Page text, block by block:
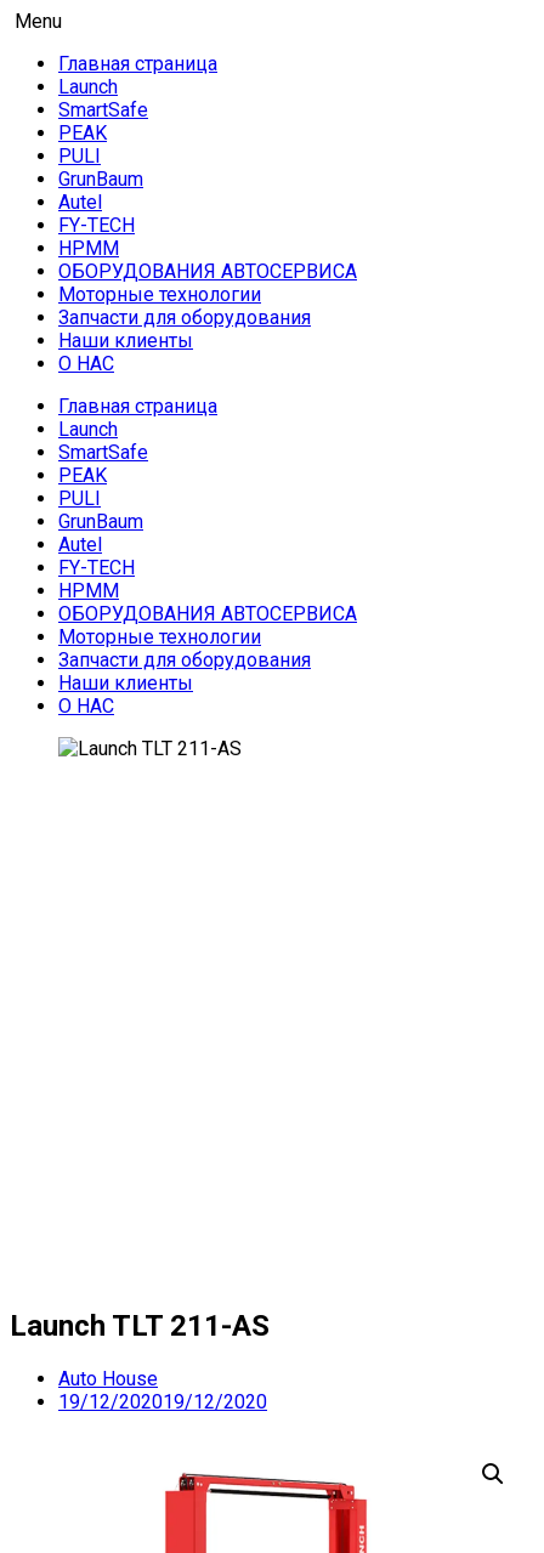
Skip
content
AUTO HOUSE
Launch в Армении,Launch Armenia
Menu
Главная страница
Launch
SmartSafe
PEAK
PULI
GrunBaum
Autel
FY-TECH
HPMM
ОБОРУДОВАНИЯ АВТОСЕРВИСА
Моторные технологии
Запчасти для оборудования
Наши клиенты
О НАС
Главная страница
Launch
SmartSafe
PEAK
PULI
GrunBaum
Autel
FY-TECH
HPMM
ОБОРУДОВАНИЯ АВТОСЕРВИСА
Моторные технологии
Запчасти для оборудования
Наши клиенты
О НАС
Launch TLT 211-AS
Auto House
19/12/202019/12/2020